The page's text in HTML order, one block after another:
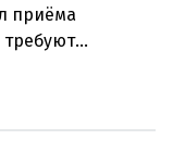
приёма
проверки